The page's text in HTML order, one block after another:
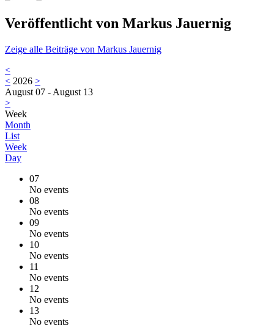
Veröffentlicht von Markus Jauernig
Zeige alle Beiträge von Markus Jauernig
<
< 2026 >
August 07 - August 13
>
Week
Month
List
Week
Day
07
No events
08
No events
09
No events
10
No events
11
No events
12
No events
13
No events